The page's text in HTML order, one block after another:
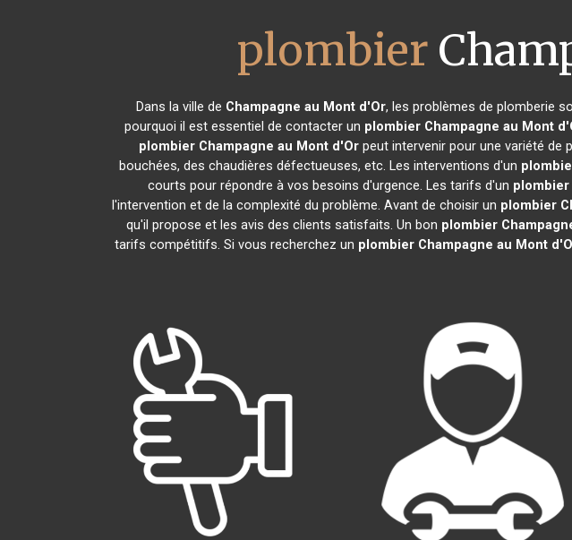
plombier
Dans la ville de Champagne au Mont d'Or, les problèmes de plomberie
pourquoi il est essentiel de contacter un plombier Champagne au Mont
plombier Champagne au Mont d'Orpeut intervenir pour une variété de
bouchées, des chaudières défectueuses, etc. Les interventions d'un
courts pour répondre à vos besoins d'urgence. Les tarifs d'un plombier
l'intervention et de la complexité du problème. Avant de choisir un plombier
qu'il propose et les avis des clients satisfaits. Un bon plombier
tarifs compétitifs. Si vous recherchez un plombier Champagne au Mont